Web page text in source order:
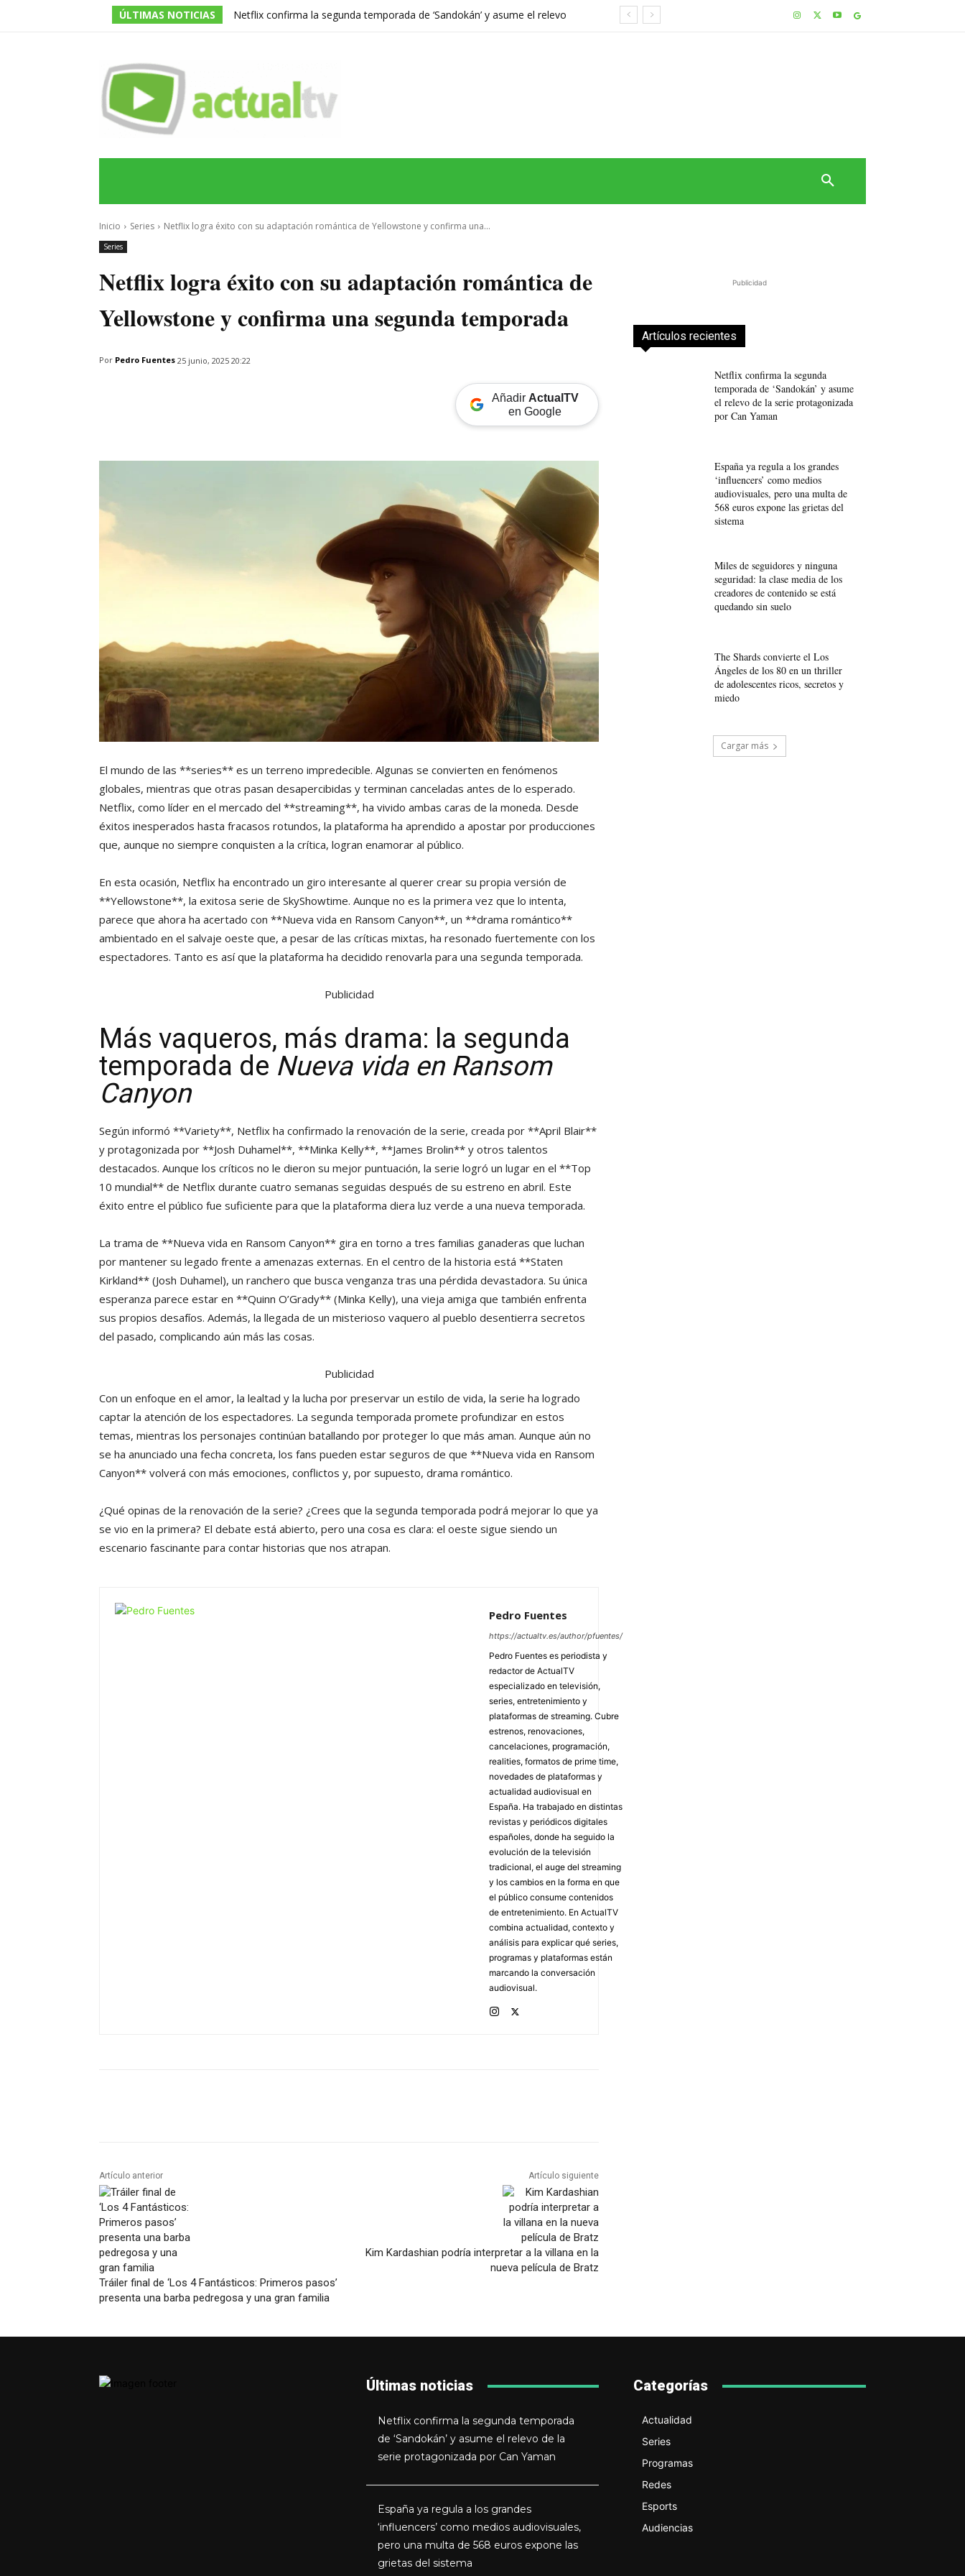
ÚLTIMAS NOTICIAS
Netflix confirma la segunda temporada de ‘Sandokán’ y asume el relevo
Inicio Series Netflix logra éxito con su adaptación romántica de Yellowstone y confirma una...
Series
Netflix logra éxito con su adaptación romántica de
Yellowstone y confirma una segunda temporada
Por Pedro Fuentes 25 junio, 2025 20:22
Añadir ActualTV
en Google
El mundo de las **series** es un terreno impredecible. Algunas se convierten en fenómenos
globales, mientras que otras pasan desapercibidas y terminan canceladas antes de lo esperado.
Netflix, como líder en el mercado del **streaming**, ha vivido ambas caras de la moneda. Desde
éxitos inesperados hasta fracasos rotundos, la plataforma ha aprendido a apostar por producciones
que, aunque no siempre conquisten a la crítica, logran enamorar al público.
En esta ocasión, Netflix ha encontrado un giro interesante al querer crear su propia versión de
**Yellowstone**, la exitosa serie de SkyShowtime. Aunque no es la primera vez que lo intenta,
parece que ahora ha acertado con **Nueva vida en Ransom Canyon**, un **drama romántico**
ambientado en el salvaje oeste que, a pesar de las críticas mixtas, ha resonado fuertemente con los
espectadores. Tanto es así que la plataforma ha decidido renovarla para una segunda temporada.
Publicidad
Más vaqueros, más drama: la segunda
temporada de Nueva vida en Ransom
Canyon
Según informó **Variety**, Netflix ha confirmado la renovación de la serie, creada por **April Blair**
y protagonizada por **Josh Duhamel**, **Minka Kelly**, **James Brolin** y otros talentos
destacados. Aunque los críticos no le dieron su mejor puntuación, la serie logró un lugar en el **Top
10 mundial** de Netflix durante cuatro semanas seguidas después de su estreno en abril. Este
éxito entre el público fue suficiente para que la plataforma diera luz verde a una nueva temporada.
La trama de **Nueva vida en Ransom Canyon** gira en torno a tres familias ganaderas que luchan
por mantener su legado frente a amenazas externas. En el centro de la historia está **Staten
Kirkland** (Josh Duhamel), un ranchero que busca venganza tras una pérdida devastadora. Su única
esperanza parece estar en **Quinn O’Grady** (Minka Kelly), una vieja amiga que también enfrenta
sus propios desafíos. Además, la llegada de un misterioso vaquero al pueblo desentierra secretos
del pasado, complicando aún más las cosas.
Publicidad
Con un enfoque en el amor, la lealtad y la lucha por preservar un estilo de vida, la serie ha logrado
captar la atención de los espectadores. La segunda temporada promete profundizar en estos
temas, mientras los personajes continúan batallando por proteger lo que más aman. Aunque aún no
se ha anunciado una fecha concreta, los fans pueden estar seguros de que **Nueva vida en Ransom
Canyon** volverá con más emociones, conflictos y, por supuesto, drama romántico.
¿Qué opinas de la renovación de la serie? ¿Crees que la segunda temporada podrá mejorar lo que ya
se vio en la primera? El debate está abierto, pero una cosa es clara: el oeste sigue siendo un
escenario fascinante para contar historias que nos atrapan.
Pedro Fuentes
https://actualtv.es/author/pfuentes/
Pedro Fuentes es periodista y
redactor de ActualTV
especializado en televisión,
series, entretenimiento y
plataformas de streaming. Cubre
estrenos, renovaciones,
cancelaciones, programación,
realities, formatos de prime time,
novedades de plataformas y
actualidad audiovisual en
España. Ha trabajado en distintas
revistas y periódicos digitales
españoles, donde ha seguido la
evolución de la televisión
tradicional, el auge del streaming
y los cambios en la forma en que
el público consume contenidos
de entretenimiento. En ActualTV
combina actualidad, contexto y
análisis para explicar qué series,
programas y plataformas están
marcando la conversación
audiovisual.
Artículo anterior
Tráiler final de ‘Los 4 Fantásticos: Primeros pasos’
presenta una barba pedregosa y una gran familia
Artículo siguiente
Kim Kardashian podría interpretar a la villana en la
nueva película de Bratz
Publicidad
Artículos recientes
Netflix confirma la segunda
temporada de ‘Sandokán’ y asume
el relevo de la serie protagonizada
por Can Yaman
España ya regula a los grandes
‘influencers’ como medios
audiovisuales, pero una multa de
568 euros expone las grietas del
sistema
Miles de seguidores y ninguna
seguridad: la clase media de los
creadores de contenido se está
quedando sin suelo
The Shards convierte el Los
Ángeles de los 80 en un thriller
de adolescentes ricos, secretos y
miedo
Cargar más
Últimas noticias
Netflix confirma la segunda temporada
de ‘Sandokán’ y asume el relevo de la
serie protagonizada por Can Yaman
España ya regula a los grandes
‘influencers’ como medios audiovisuales,
pero una multa de 568 euros expone las
grietas del sistema
Categorías
Actualidad
Series
Programas
Redes
Esports
Audiencias